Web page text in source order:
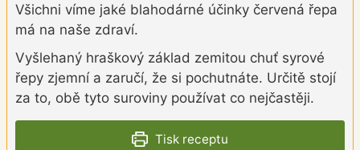
Všichni víme jaké blahodárné účinky červená řepa
má na naše zdraví.
Vyšlehaný hraškový základ zemitou chuť syrové
řepy zjemní a zaručí, že si pochutnáte. Určitě stojí
za to, obě tyto suroviny používat co nejčastěji.
Tisk receptu